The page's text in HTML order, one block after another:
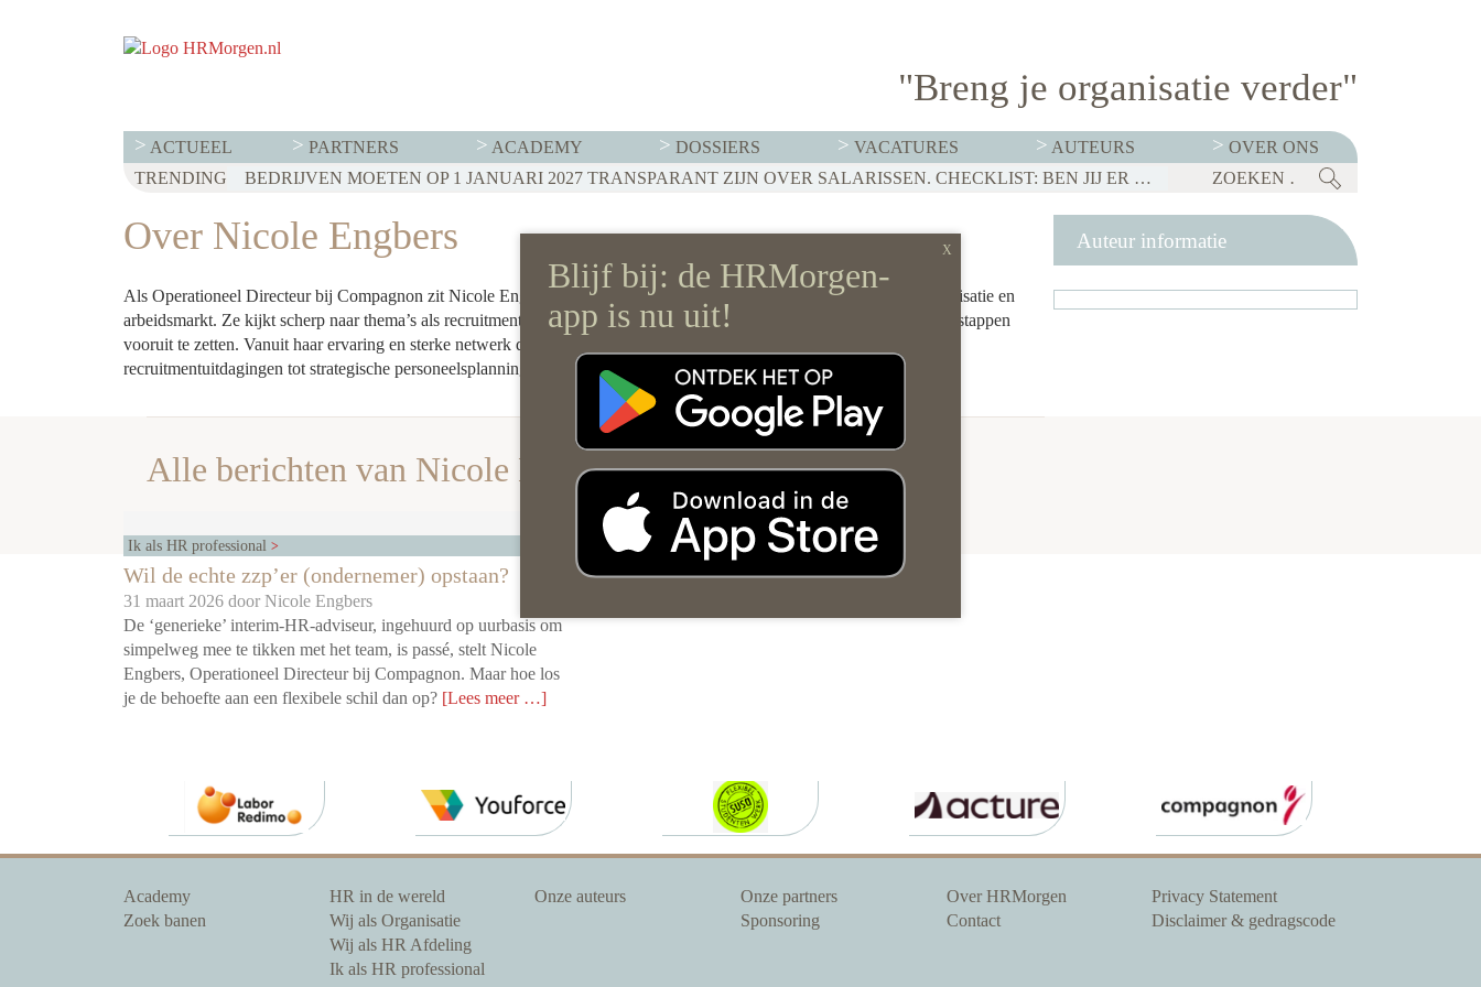
"Breng je organisatie verder"
ACTUEEL PARTNERS ACADEMY DOSSIERS VACATURES AUTEURS
OVER ONS
TRENDING
BEDRIJVEN MOETEN OP 1 JANUARI 2027 TRANSPARANT ZIJN OVER SALARISSEN. CHECKLIST: BEN JIJ ER KLAAR VOOR?
Over Nicole Engbers
Als Operationeel Directeur bij Compagnon zit Nicole Engbers precies waar het gebeurt: op het snijvlak van mens, organisatie en
arbeidsmarkt. Ze kijkt scherp naar thema’s als recruitment, employability en leiderschap en helpt organisaties én mensen stappen
vooruit te zetten. Vanuit haar ervaring en sterke netwerk deelt ze inzichten over alles wat speelt in HR: van concrete
recruitmentuitdagingen tot strategische personeelsplanning.
Alle berichten van Nicole Engbers
Ik als HR professional
Wil de echte zzp’er (ondernemer) opstaan?
31 maart 2026 door Nicole Engbers
De ‘generieke’ interim-HR-adviseur, ingehuurd op uurbasis om
simpelweg mee te tikken met het team, is passé, stelt Nicole
Engbers, Operationeel Directeur bij Compagnon. Maar hoe los
je de behoefte aan een flexibele schil dan op? [Lees meer …]
Auteur informatie
Academy
Zoek banen
HR in de wereld
Wij als Organisatie
Wij als HR Afdeling
Ik als HR professional
Onze auteurs
Onze partners
Sponsoring
Over HRMorgen
Contact
Privacy Statement
Disclaimer & gedragscode